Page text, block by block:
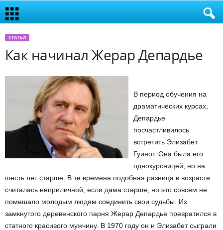
СТАТЬИ
Как начинал Жерар Депардье
В период обучения на
драматических курсах,
Депардье
посчастливилось
встретить Элизабет
Гуинот. Она была его
однокурсницей, но на
шесть лет старше. В те времена подобная разница в возрасте
считалась неприличной, если дама старше, но это совсем не
помешало молодым людям соединить свои судьбы. Из
замкнутого деревенского парня Жерар Депардье превратился в
статного красивого мужчину. В 1970 году он и Элизабет сыграли